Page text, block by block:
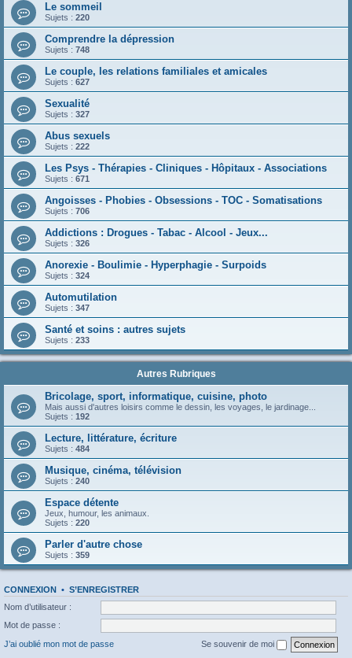
Le sommeil
Sujets : 220
Comprendre la dépression
Sujets : 748
Le couple, les relations familiales et amicales
Sujets : 627
Sexualité
Sujets : 327
Abus sexuels
Sujets : 222
Les Psys - Thérapies - Cliniques - Hôpitaux - Associations
Sujets : 671
Angoisses - Phobies - Obsessions - TOC - Somatisations
Sujets : 706
Addictions : Drogues - Tabac - Alcool - Jeux...
Sujets : 326
Anorexie - Boulimie - Hyperphagie - Surpoids
Sujets : 324
Automutilation
Sujets : 347
Santé et soins : autres sujets
Sujets : 233
Autres Rubriques
Bricolage, sport, informatique, cuisine, photo
Mais aussi d'autres loisirs comme le dessin, les voyages, le jardinage...
Sujets : 192
Lecture, littérature, écriture
Sujets : 484
Musique, cinéma, télévision
Sujets : 240
Espace détente
Jeux, humour, les animaux.
Sujets : 220
Parler d'autre chose
Sujets : 359
CONNEXION • S’ENREGISTRER
Nom d’utilisateur :
Mot de passe :
J’ai oublié mon mot de passe
Se souvenir de moi